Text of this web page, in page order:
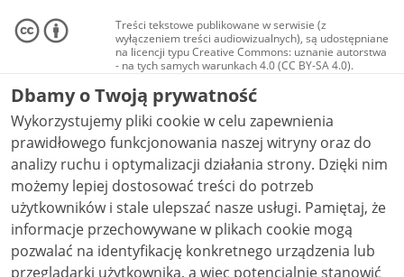
Treści tekstowe publikowane w serwisie (z
wyłączeniem treści audiowizualnych), są udostępniane
na licencji typu Creative Commons: uznanie autorstwa
- na tych samych warunkach 4.0 (CC BY-SA 4.0).
Materiały audiowizualne, w tym zdjęcia, materiały
audio i wideo, są udostępniane na licencji typu
Creative Commons: uznanie autorstwa użycie
niekomercyjne - bez utworów zależnych 4.0 (CC BY-
NC-ND 4.0), o ile nie jest to stwierdzone inaczej.
Dbamy o Twoją prywatność
Wykorzystujemy pliki cookie w celu zapewnienia
prawidłowego funkcjonowania naszej witryny oraz do
analizy ruchu i optymalizacji działania strony. Dzięki nim
możemy lepiej dostosować treści do potrzeb
użytkowników i stale ulepszać nasze usługi. Pamiętaj, że
informacje przechowywane w plikach cookie mogą
pozwalać na identyfikację konkretnego urządzenia lub
przeglądarki użytkownika, a więc potencjalnie stanowić